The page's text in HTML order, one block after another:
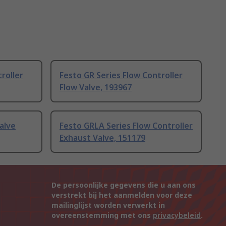
Festo GR Series Flow Controller
Flow Valve, 193967
Festo GRLA Series Flow Controller
Exhaust Valve, 151179
De persoonlijke gegevens die u aan ons
verstrekt bij het aanmelden voor deze
mailinglijst worden verwerkt in
overeenstemming met ons privacybeleid.